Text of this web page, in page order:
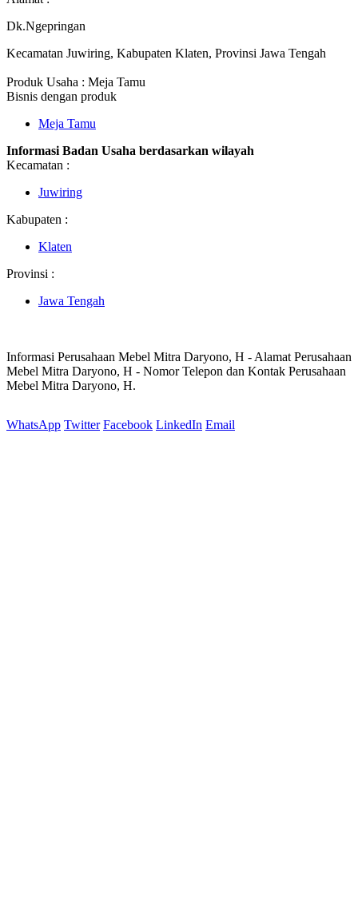
Dk.Ngepringan
Kecamatan Juwiring, Kabupaten Klaten, Provinsi Jawa Tengah
Produk Usaha : Meja Tamu
Bisnis dengan produk
Meja Tamu
Informasi Badan Usaha berdasarkan wilayah
Kecamatan :
Juwiring
Kabupaten :
Klaten
Provinsi :
Jawa Tengah
Informasi Perusahaan Mebel Mitra Daryono, H - Alamat Perusahaan
Mebel Mitra Daryono, H - Nomor Telepon dan Kontak Perusahaan
Mebel Mitra Daryono, H.
WhatsApp Twitter Facebook LinkedIn Email